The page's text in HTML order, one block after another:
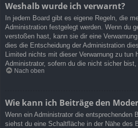
Weshalb wurde ich verwarnt?
In jedem Board gibt es eigene Regeln, die
Administration festgelegt werden. Wenn du
verstoßen hast, kann sie dir eine
dies die Entscheidung der Administration
Limited nichts mit dieser Verwarnung zu tun
Administrator, sofern du die nicht sicher
Nach oben
Wie kann ich Beiträge den
Wenn ein Administrator die entsprechenden
siehst du eine Schaltfläche in der Nähe des